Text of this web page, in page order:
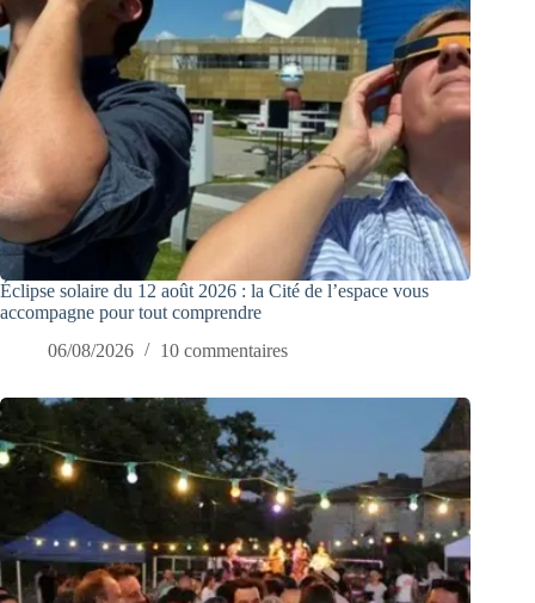
Éclipse solaire du 12 août 2026 : la Cité de l’espace vous
accompagne pour tout comprendre
06/08/2026
10 commentaires